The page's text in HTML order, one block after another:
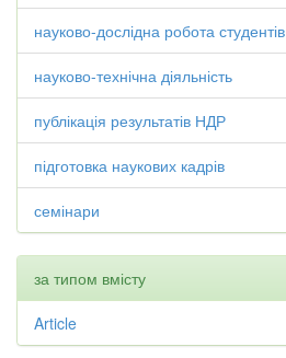
науково-дослідна робота студентів
науково-технічна діяльність
публікація результатів НДР
підготовка наукових кадрів
семінари
за типом вмісту
Article